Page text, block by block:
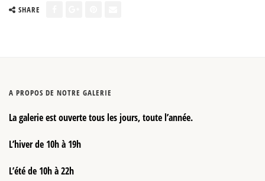
SHARE
A PROPOS DE NOTRE GALERIE
La galerie est ouverte tous les jours, toute l’année.
L’hiver de 10h à 19h
L’été de 10h à 22h